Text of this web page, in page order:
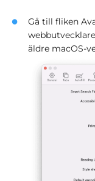
Gå till fliken
äldre macOS-